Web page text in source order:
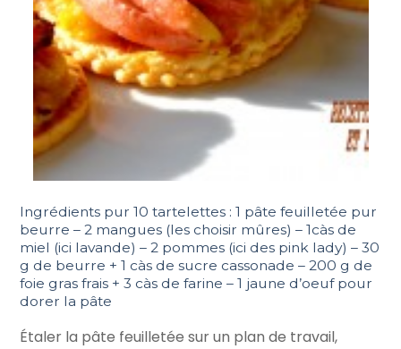
Ingrédients pur 10 tartelettes : 1 pâte feuilletée pur
beurre – 2 mangues (les choisir mûres) – 1càs de
miel (ici lavande) – 2 pommes (ici des pink lady) – 30
g de beurre + 1 càs de sucre cassonade – 200 g de
foie gras frais + 3 càs de farine – 1 jaune d’oeuf pour
dorer la pâte
Étaler la pâte feuilletée sur un plan de travail,